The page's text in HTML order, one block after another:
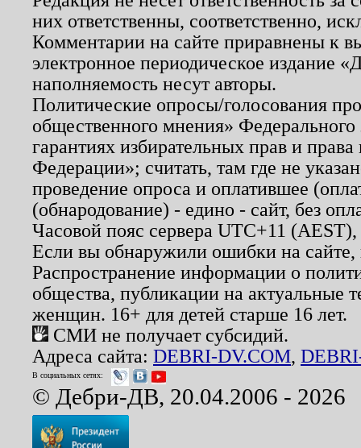
них ответственны, соответственно,
Комментарии на сайте приравнены к
электронное периодическое издание
наполняемость несут авторы.
Политические опросы/голосования
общественного мнения»
гарантиях избирательных прав и
Федерации»; считать, там где не
проведение опроса и оплатившее
(обнародование) - едино - сайт, без
Часовой пояс сервера UTC+11
Если вы обнаружили ошибки на
Распространение информации о
общества, публикации на актуальные
женщин. 16+ для детей старше 16 лет.
СМИ не получает субсидий.
Адреса сайта: DEBRI-DV.COM,
В социальных сетях:
© Дебри-ДВ, 20.04.2006 - 2026